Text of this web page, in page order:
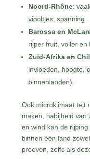
Noord-Rhône:
viooltjes, spanning.
Barossa en
rijper fruit, voller en
Zuid-Afrika en
invloeden, hoogte,
binnenlanden).
Ook microklimaat telt
maken, nabijheid van
en wind kan de
binnen één land
proeven, zelfs als